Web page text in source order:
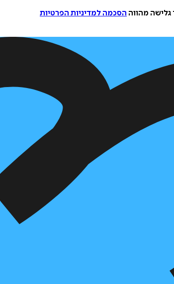
מהווה הסכמה למדיניות הפרטיות